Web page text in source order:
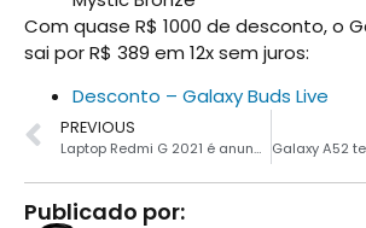
Com quase R$ 1000 de desconto, o
sai por R$ 389 em 12x sem juros:
Desconto – Galaxy Buds Live
PREVIOUS
Laptop Redmi G 2021 é anunciado com até 16GB de RAM e tela de 144 Hz
Publicado por: